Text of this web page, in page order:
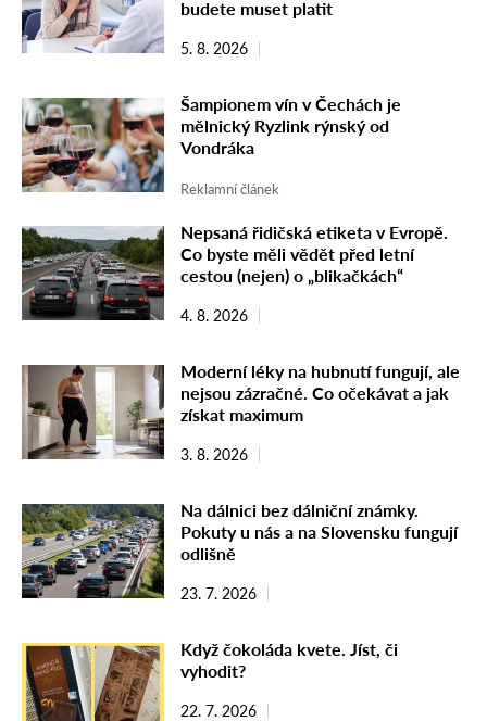
budete muset platit
5. 8. 2026
Šampionem vín v Čechách je
mělnický Ryzlink rýnský od
Vondráka
Reklamní článek
Nepsaná řidičská etiketa v Evropě.
Co byste měli vědět před letní
cestou (nejen) o „blikačkách“
4. 8. 2026
Moderní léky na hubnutí fungují, ale
nejsou zázračné. Co očekávat a jak
získat maximum
3. 8. 2026
Na dálnici bez dálniční známky.
Pokuty u nás a na Slovensku fungují
odlišně
23. 7. 2026
Když čokoláda kvete. Jíst, či
vyhodit?
22. 7. 2026